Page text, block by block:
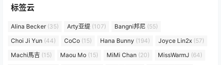
标签云
Alina Becker(35) Arty亚缇 (107) Bangni邦尼 (55)
Choi Ji Yun (44) CoCo (15) Hana Bunny (194) Joyce Lin2x (57)
Machi馬吉 (15) Maou Mo (15) MiMi Chan (20) MissWarmJ (64)